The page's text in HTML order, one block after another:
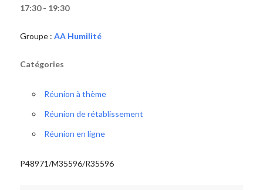
17:30 - 19:30
Groupe : AA Humilité
Catégories
Réunion à thème
Réunion de rétablissement
Réunion en ligne
P48971/M35596/R35596